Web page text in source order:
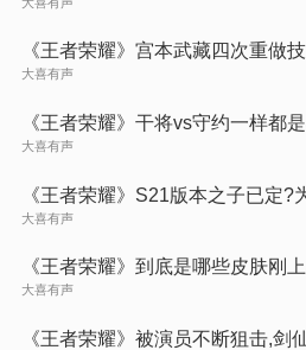
大喜有声
大喜有声
大喜有声
大喜有声